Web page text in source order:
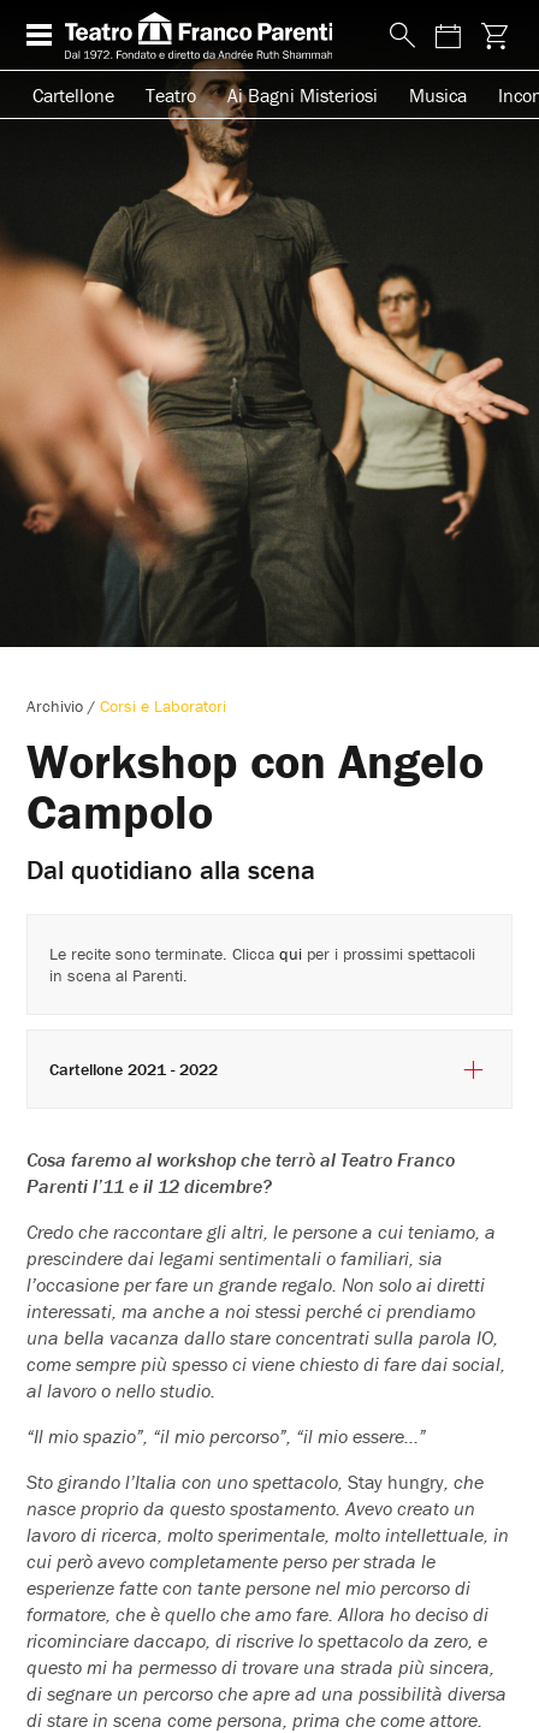
Cartellone Teatro Ai Bagni Misteriosi Musica
Archivio /Corsi e Laboratori
Workshop con Angelo
Campolo
Dal quotidiano alla scena
Cosa faremo al workshop che terrò al Teatro Franco
Parenti l’11 e il 12 dicembre?
Credo che raccontare gli altri, le persone a cui teniamo, a
prescindere dai legami sentimentali o familiari, sia
l’occasione per fare un grande regalo. Non solo ai diretti
interessati, ma anche a noi stessi perché ci prendiamo
una bella vacanza dallo stare concentrati sulla parola IO,
come sempre più spesso ci viene chiesto di fare dai social,
al lavoro o nello studio.
“Il mio spazio”, “il mio percorso”, “il mio essere…”
Sto girando l’Italia con uno spettacolo,Stay hungry , che
nasce proprio da questo spostamento. Avevo creato un
lavoro di ricerca, molto sperimentale, molto intellettuale, in
cui però avevo completamente perso per strada le
esperienze fatte con tante persone nel mio percorso di
formatore, che è quello che amo fare. Allora ho deciso di
ricominciare daccapo, di riscrive lo spettacolo da zero, e
questo mi ha permesso di trovare una strada più sincera,
di segnare un percorso che apre ad una possibilità diversa
di stare in scena come persona, prima che come attore.
Le recite sono terminate. Cliccaqui per i prossimi spettacoli
in scena al Parenti.
Cartellone 2021 - 2022